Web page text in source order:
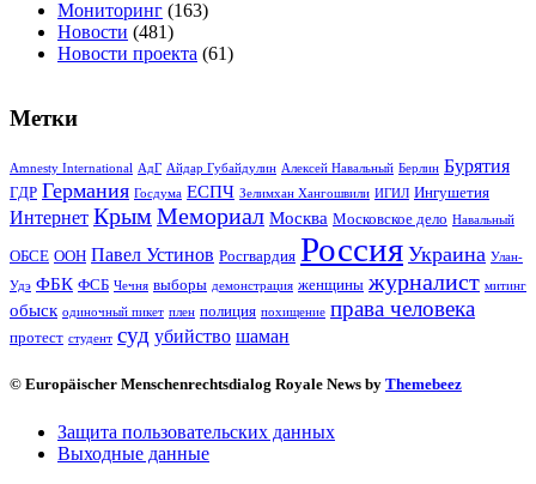
Мониторинг (163)
Новости (481)
Новости проекта (61)
Метки
Amnesty International АдГ Айдар Губайдулин Алексей Навальный Берлин Бурятия
ГДР Германия Госдума ЕСПЧ Зелимхан Хангошвили ИГИЛ Ингушетия
Интернет Крым Мемориал Москва Московское дело Навальный
ОБСЕ ООН Павел Устинов Росгвардия Россия Украина Улан-
Удэ ФБК ФСБ Чечня выборы демонстрация женщины журналист митинг
обыск одиночный пикет плен полиция похищение права человека
протест студент суд убийство шаман
© Europäischer Menschenrechtsdialog Royale News by Themebeez
Защита пользовательских данных
Выходные данные